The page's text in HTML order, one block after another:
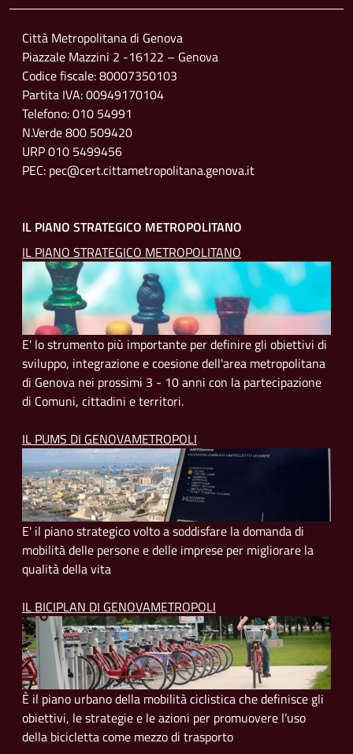
Città Metropolitana di Genova
Piazzale Mazzini 2 -16122 – Genova
Codice fiscale: 80007350103
Partita IVA: 00949170104
Telefono: 010 54991
N.Verde 800 509420
URP 010 5499456
PEC: pec@cert.cittametropolitana.genova.it
IL PIANO STRATEGICO METROPOLITANO
IL PIANO STRATEGICO METROPOLITANO
E' lo strumento più importante per definire gli obiettivi di
sviluppo, integrazione e coesione dell'area metropolitana
di Genova nei prossimi 3 - 10 anni con la partecipazione
di Comuni, cittadini e territori.
IL PUMS DI GENOVAMETROPOLI
E' il piano strategico volto a soddisfare la domanda di
mobilità delle persone e delle imprese per migliorare la
qualità della vita
IL BICIPLAN DI GENOVAMETROPOLI
È il piano urbano della mobilità ciclistica che definisce gli
obiettivi, le strategie e le azioni per promuovere l’uso
della bicicletta come mezzo di trasporto